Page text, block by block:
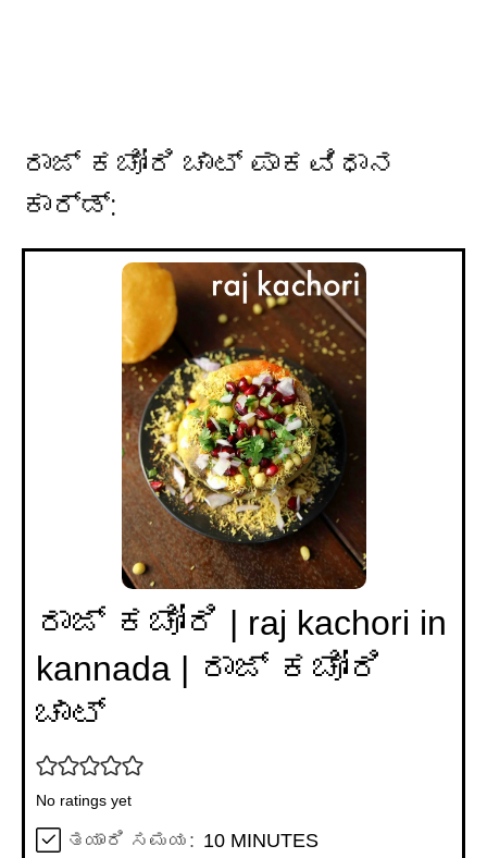
ರಾಜ್ ಕಚೋರಿ ಚಾಟ್ ಪಾಕವಿಧಾನ
ಕಾರ್ಡ್:
ರಾಜ್ ಕಚೋರಿ | raj kachori in
kannada | ರಾಜ್ ಕಚೋರಿ
ಚಾಟ್
No ratings yet
ತಯಾರಿ ಸಮಯ: 10MINUTES
MINUTES